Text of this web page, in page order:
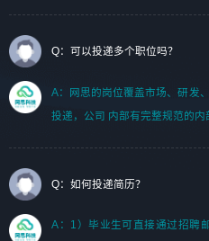
Q：可以投递多个职位吗？
A：网思的岗位覆盖市场、研发
投递，公司 内部有完整规范的内
Q：如何投递简历？
A：1）毕业生可直接通过招聘